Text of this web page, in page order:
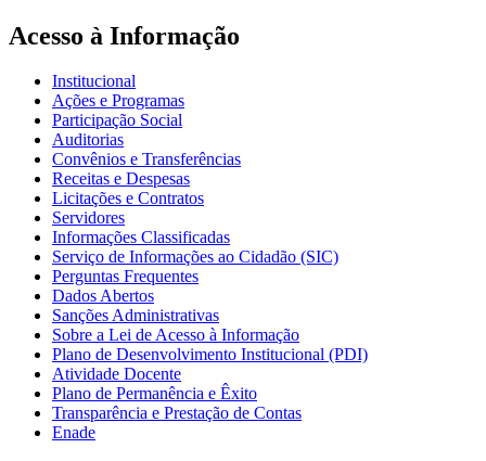
Acesso à Informação
Institucional
Ações e Programas
Participação Social
Auditorias
Convênios e Transferências
Receitas e Despesas
Licitações e Contratos
Servidores
Informações Classificadas
Serviço de Informações ao Cidadão (SIC)
Perguntas Frequentes
Dados Abertos
Sanções Administrativas
Sobre a Lei de Acesso à Informação
Plano de Desenvolvimento Institucional (PDI)
Atividade Docente
Plano de Permanência e Êxito
Transparência e Prestação de Contas
Enade